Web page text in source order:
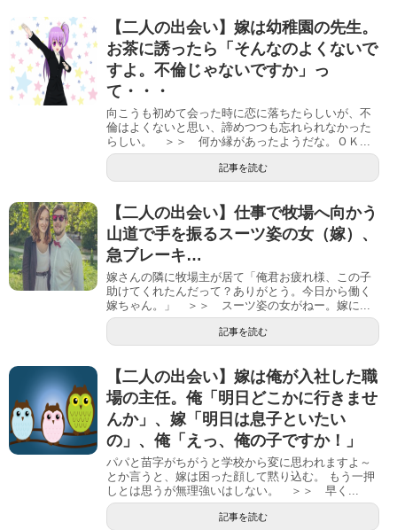
【二人の出会い】嫁は幼稚園の先生。
お茶に誘ったら「そんなのよくないで
すよ。不倫じゃないですか」っ
て・・・
向こうも初めて会った時に恋に落ちたらしいが、不
倫はよくないと思い、諦めつつも忘れられなかった
らしい。 ＞＞ 何か縁があったようだな。ＯＫ...
記事を読む
【二人の出会い】仕事で牧場へ向かう
山道で手を振るスーツ姿の女（嫁）、
急ブレーキ…
嫁さんの隣に牧場主が居て「俺君お疲れ様、この子
助けてくれたんだって？ありがとう。今日から働く
嫁ちゃん。」 ＞＞ スーツ姿の女がねー。嫁に...
記事を読む
【二人の出会い】嫁は俺が入社した職
場の主任。俺「明日どこかに行きませ
んか」、嫁「明日は息子といたい
の」、俺「えっ、俺の子ですか！」
パパと苗字がちがうと学校から変に思われますよ～
とか言うと、嫁は困った顔して黙り込む。 もう一押
しとは思うが無理強いはしない。 ＞＞ 早く...
記事を読む